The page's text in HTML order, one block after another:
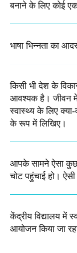
बनाने के लिए कोई एक
भाषा भिन्नता का
किसी भी देश के
आवश्यक है। जीवन
स्वास्थ्य के लिए
के रूप में लिखिए।
आपके सामने ऐसा कुछ
चोट पहुंचाई हो।
केंद्रीय विद्यालय में
आयोजन किया जा